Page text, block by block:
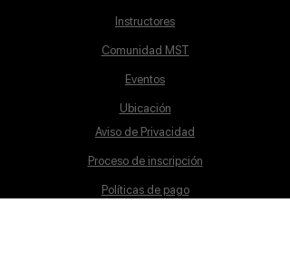
Instructores
Comunidad MST
Eventos
Ubicación
Aviso de Privacidad
Proceso de inscripción
Políticas de pago